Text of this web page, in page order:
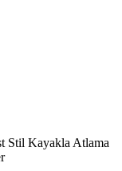
Stil Kayakla Atlama